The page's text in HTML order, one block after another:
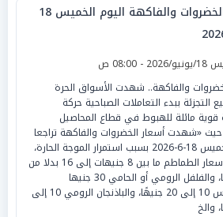
أسعار الخضروات والفاكهة اليوم الخميس 18
- 08:00 ص
والفاكهة.. شهدت الأسواق الحرة
التجزئة ببدء التعاملات الصباحية حركة
قوية مائلة للهبوط في قطاع المحاصيل
حيث «شهدت أسعار الخضروات والفاكهة تراجعا
اليوم الخميس 18-6-2026 بسبب استمرار الموجة الحارة،
لتتأرجح أسعار الطماطم ما بين 8 جنيهات إلى 16 بدلا من
20 جنيها، والفلفل الرومي أو الحامي 30 جنيها
والبطاطس 10 إلى 20 جنيهًا، والباذنجان الرومي 10 إلى